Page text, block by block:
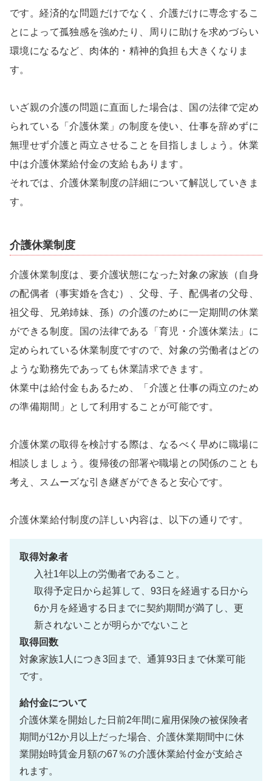
です。経済的な問題だけでなく、介護だけに専念するこ
とによって孤独感を強めたり、周りに助けを求めづらい
環境になるなど、肉体的・精神的負担も大きくなりま
す。
いざ親の介護の問題に直面した場合は、国の法律で定め
られている「介護休業」の制度を使い、仕事を辞めずに
無理せず介護と両立させることを目指しましょう。休業
中は介護休業給付金の支給もあります。
それでは、介護休業制度の詳細について解説していきま
す。
介護休業制度
介護休業制度は、要介護状態になった対象の家族（自身
の配偶者（事実婚を含む）、父母、子、配偶者の父母、
祖父母、兄弟姉妹、孫）の介護のために一定期間の休業
ができる制度。国の法律である「育児・介護休業法」に
定められている休業制度ですので、対象の労働者はどの
ような勤務先であっても休業請求できます。
休業中は給付金もあるため、「介護と仕事の両立のため
の準備期間」として利用することが可能です。
介護休業の取得を検討する際は、なるべく早めに職場に
相談しましょう。復帰後の部署や職場との関係のことも
考え、スムーズな引き継ぎができると安心です。
介護休業給付制度の詳しい内容は、以下の通りです。
取得対象者
入社1年以上の労働者であること。
取得予定日から起算して、93日を経過する日から
6か月を経過する日までに契約期間が満了し、更
新されないことが明らかでないこと
取得回数
対象家族1人につき3回まで、通算93日まで休業可能
です。
給付金について
介護休業を開始した日前2年間に雇用保険の被保険者
期間が12か月以上だった場合、介護休業期間中に休
業開始時賃金月額の67％の介護休業給付金が支給さ
れます。